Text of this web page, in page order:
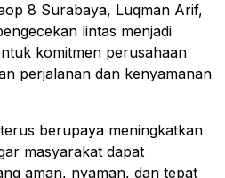
8 Surabaya, Luqman Arif,
lintas menjadi
komitmen perusahaan
perjalanan dan kenyamanan
berupaya meningkatkan
masyarakat dapat
aman, nyaman, dan tepat